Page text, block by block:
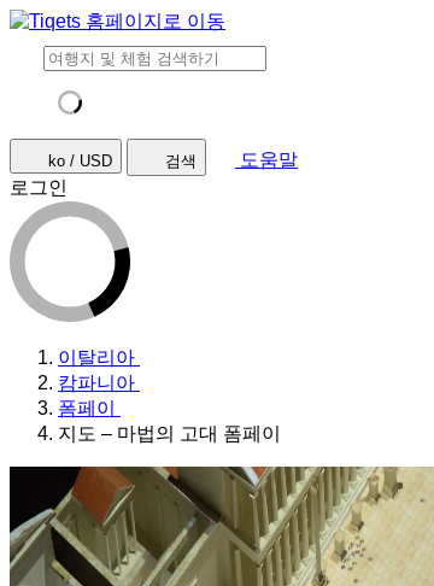
ko / USD 검색
도움말
로그인
이탈리아
캄파니아
폼페이
지도 – 마법의 고대 폼페이